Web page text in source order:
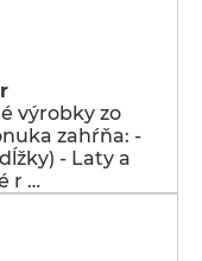
výrobky zo
zahŕňa: -
- Laty a
r …